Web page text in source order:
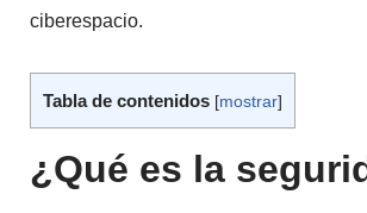
ciberespacio.
Tabla de contenidos [mostrar]
¿Qué es la